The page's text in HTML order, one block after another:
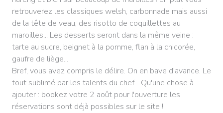
retrouverez les classiques welsh, carbonnade mais aussi
de la tête de veau, des risotto de coquillettes au
maroilles... Les desserts seront dans la même veine :
tarte au sucre, beignet à la pomme, flan à la chicorée,
gaufre de liège...
Bref, vous avez compris le délire. On en bave d'avance. Le
tout sublimé par les talents du chef... Qu'une chose à
ajouter : bookez votre 2 août pour l'ouverture les
réservations sont déjà possibles sur le site !